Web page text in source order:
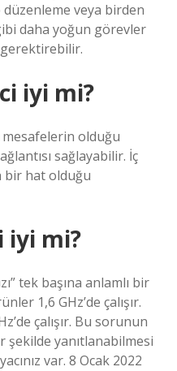
veya birden
daha yoğun görevler
gerektirebilir.
iyi mi?
mesafelerin olduğu
sağlayabilir. İç
bir hat olduğu
iyi mi?
tek başına anlamlı bir
1,6 GHz’de çalışır.
çalışır. Bu sorunun
yanıtlanabilmesi
var. 8 Ocak 2022